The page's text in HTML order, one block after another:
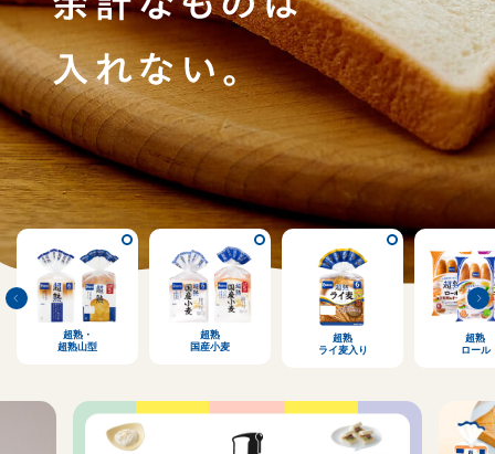
超熟・
超熟山型
超熟
国産小麦
超熟
ライ麦入り
超熟
ロール